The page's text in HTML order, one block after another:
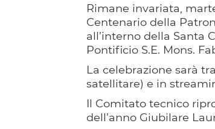
Rimane invariata,
Centenario della
all’interno della Santa
Pontificio S.E. Mons.
La celebrazione sarà
satellitare) e in
Il Comitato tecnico
dell’anno Giubilare